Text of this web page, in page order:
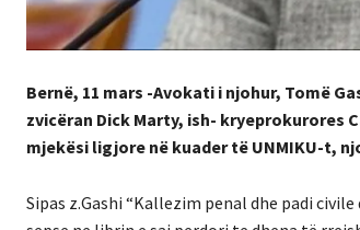
Bernë, 11 mars -Avokati i njohur, Tomë
zvicëran Dick Marty, ish- kryeprokurores
mjekësi ligjore në kuader të UNMIKU-t,
Sipas z.Gashi “Kallezim penal dhe padi